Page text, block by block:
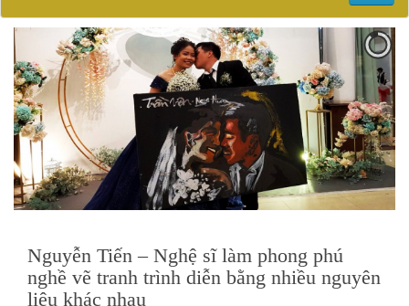
Nguyễn Tiến – Nghệ sĩ làm phong phú
nghề vẽ tranh trình diễn bằng nhiều nguyên
liệu khác nhau